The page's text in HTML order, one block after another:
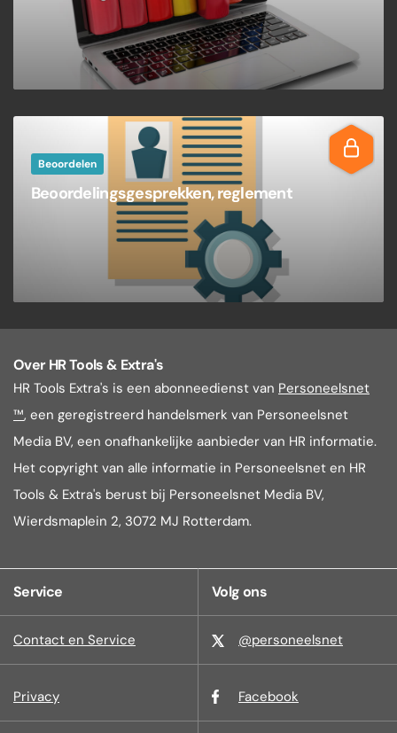
Beoordelen
Beoordelingsgesprekken, reglement
Over HR Tools & Extra's
HR Tools Extra's is een abonneedienst van Personeelsnet
™, een geregistreerd handelsmerk van Personeelsnet
Media BV, een onafhankelijke aanbieder van HR informatie.
Het copyright van alle informatie in Personeelsnet en HR
Tools & Extra's berust bij Personeelsnet Media BV,
Wierdsmaplein 2, 3072 MJ Rotterdam.
Service
Contact en Service
Privacy
Volg ons
@personeelsnet
Facebook